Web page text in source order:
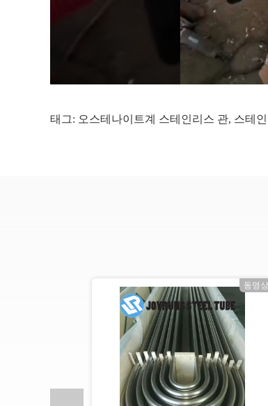
태그: 오스테나이트계 스테인리스 관, 스테
동영상